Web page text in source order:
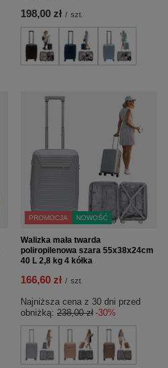
198,00 zł / szt.
PROMOCJA NOWOŚĆ
Walizka mała twarda
poliropilenowa szara 55x38x24cm
40 L 2,8 kg 4 kółka
166,60 zł / szt.
Najniższa cena z 30 dni przed
obniżką: 238,00 zł -30%